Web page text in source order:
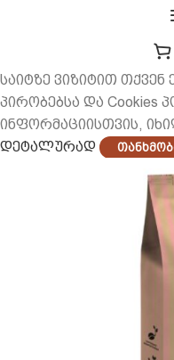
საიტზე ვიზიტით თქვენ
პირობებსა და Cookies
ინფორმაციისთვის,
დეტალურად